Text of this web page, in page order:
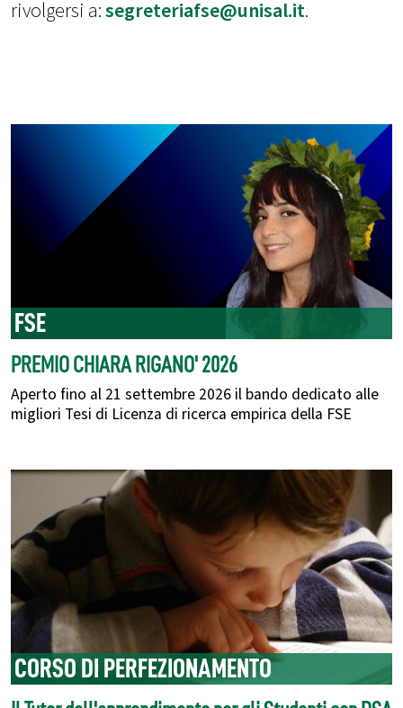
rivolgersi a:segreteriafse@unisal.it.
FSE
PREMIO CHIARA RIGANO' 2026
Aperto fino al 21 settembre 2026 il bando dedicato alle
migliori Tesi di Licenza di ricerca empirica della FSE
CORSO DI PERFEZIONAMENTO